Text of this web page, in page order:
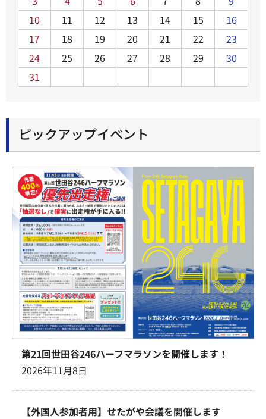
10
11 12 13 14 15
16
17
18 19 20 21 22
23
24
25 26 27 28 29
30
31
ピックアップイベント
第21回世田谷246ハーフマラソンを開催します！
2026年11月8日
【外国人参加者用】せたがや会議を開催します